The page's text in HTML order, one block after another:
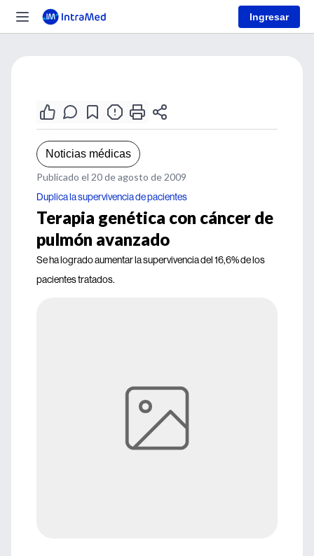
Ingresar
Noticias médicas
Publicado el 20 de agosto de 2009
Duplica la supervivencia de pacientes
Terapia genética con cáncer de
pulmón avanzado
Se ha logrado aumentar la supervivencia del 16,6% de los
pacientes tratados.